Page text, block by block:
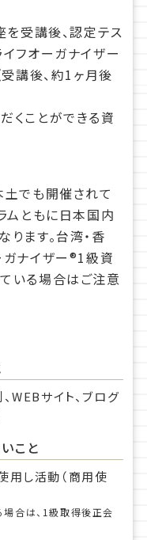
受講後、認定テス
フオーガナイザー
講後、約1ヶ月後
くことができる資
土でも開催されて
ムともに日本国内
ます。台湾・香
ガナイザー®1級資
いる場合はご注意
WEBサイト、ブログ
こと
用し活動（商用使
合は、1級取得後正会